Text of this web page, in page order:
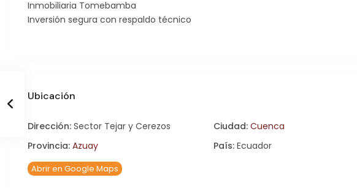
Inmobiliaria Tomebamba
Inversión segura con respaldo técnico
Ubicación
Dirección: Sector Tejar y Cerezos Ciudad: Cuenca
Provincia: Azuay País: Ecuador
Abrir en Google Maps